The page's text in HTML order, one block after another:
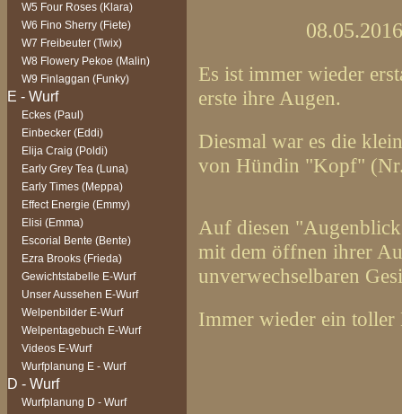
W5 Four Roses (Klara)
W6 Fino Sherry (Fiete)
W7 Freibeuter (Twix)
W8 Flowery Pekoe (Malin)
W9 Finlaggan (Funky)
Eckes (Paul)
Einbecker (Eddi)
Elija Craig (Poldi)
Early Grey Tea (Luna)
Early Times (Meppa)
Effect Energie (Emmy)
Elisi (Emma)
Escorial Bente (Bente)
Ezra Brooks (Frieda)
Gewichtstabelle E-Wurf
Unser Aussehen E-Wurf
Welpenbilder E-Wurf
Welpentagebuch E-Wurf
Videos E-Wurf
Wurfplanung E - Wurf
Wurfplanung D - Wurf
Es ist immer wieder
erste ihre Augen.
Diesmal war es die
von Hündin "Kopf"
Auf diesen
mit dem öffnen ihrer
unverwechselbaren
Immer wieder ein toller